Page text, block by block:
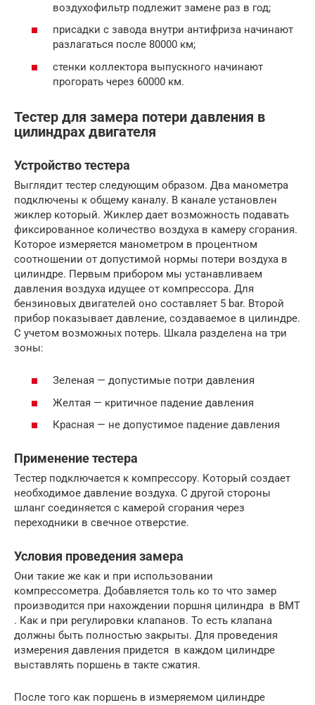
воздухофильтр подлежит замене раз в год;
присадки с завода внутри антифриза начинают
разлагаться после 80000 км;
стенки коллектора выпускного начинают
прогорать через 60000 км.
Тестер для замера потери давления в
цилиндрах двигателя
Устройство тестера
Выглядит тестер следующим образом. Два манометра
подключены к общему каналу. В канале установлен
жиклер который. Жиклер дает возможность подавать
фиксированное количество воздуха в камеру сгорания.
Которое измеряется манометром в процентном
соотношении от допустимой нормы потери воздуха в
цилиндре. Первым прибором мы устанавливаем
давления воздуха идущее от компрессора. Для
бензиновых двигателей оно составляет 5 bar. Второй
прибор показывает давление, создаваемое в цилиндре.
С учетом возможных потерь. Шкала разделена на три
зоны:
Зеленая — допустимые потри давления
Желтая — критичное падение давления
Красная — не допустимое падение давления
Применение тестера
Тестер подключается к компрессору. Который создает
необходимое давление воздуха. С другой стороны
шланг соединяется с камерой сгорания через
переходники в свечное отверстие.
Условия проведения замера
Они такие же как и при использовании
компрессометра. Добавляется толь ко то что замер
производится при нахождении поршня цилиндра в ВМТ
. Как и при регулировки клапанов. То есть клапана
должны быть полностью закрыты. Для проведения
измерения давления придется в каждом цилиндре
выставлять поршень в такте сжатия.
После того как поршень в измеряемом цилиндре